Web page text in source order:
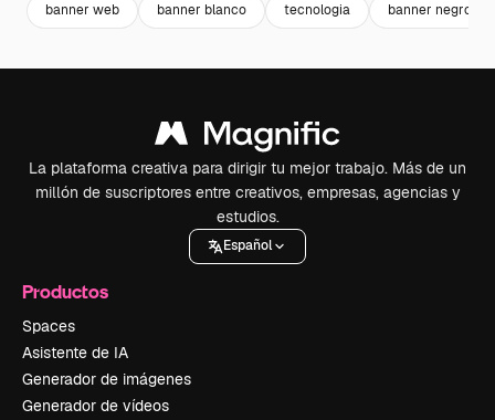
banner web banner blanco tecnologia banner negro
La plataforma creativa para dirigir tu mejor trabajo. Más de un
millón de suscriptores entre creativos, empresas, agencias y
estudios.
Español
Productos
Spaces
Asistente de IA
Generador de imágenes
Generador de vídeos